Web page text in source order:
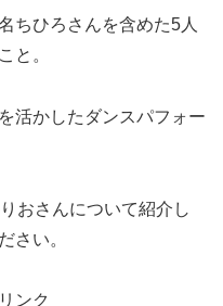
ちひろさんを含めた5人
と。
活かしたダンスパフォー
おさんについて紹介し
さい。
ンク